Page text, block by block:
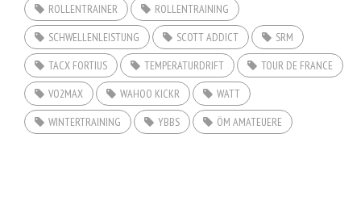
ROLLENTRAINER
ROLLENTRAINING
SCHWELLENLEISTUNG
SCOTT ADDICT
SRM
TACX FORTIUS
TEMPERATURDRIFT
TOUR DE FRANCE
VO2MAX
WAHOO KICKR
WATT
WINTERTRAINING
YBBS ÖM AMATEUERE